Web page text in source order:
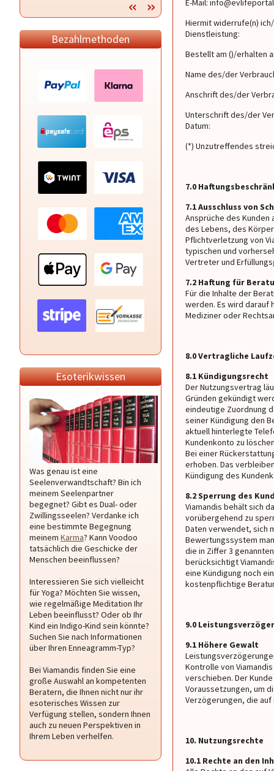
Bezahlmethoden
Esoterikwissen
Was genau ist eine
Seelenverwandtschaft? Bin ich
meinem Seelenpartner
begegnet? Gibt es Dual- oder
Zwillingsseelen? Verdanke ich
eine bestimmte Begegnung
meinem Karma? Kann Voodoo
tatsächlich die Geschicke der
Menschen beeinflussen?
Interessieren Sie sich vielleicht
für Yoga? Möchten Sie wissen,
wie regelmäßige Meditation Ihr
Leben beeinflusst? Oder ob Ihr
Kind ein Indigo-Kind sein könnte?
Suchen Sie nach Informationen
über Ihren Enneagramm-Typ?
Bei Viamandis finden Sie eine
große Auswahl an kompetenten
Beratern, die Ihnen nicht nur ihr
esoterisches Wissen zur
Verfügung stellen, sondern Ihnen
auch zu neuen Perspektiven in
Ihrem Leben verhelfen.
E-Mail:
Hiermit widerrufe(n)
Dienstleistung:
Bestellt am ()/erhalten
Name des/der
Anschrift des/der
Unterschrift des/der
Datum:
(*) Unzutreffendes
7.0
7.1 Ausschluss von
Ansprüche des
des Lebens, des
Pflichtverletzung von
typischen und
Vertreter und
7.2 Haftung für
Für die Inhalte der
werden. Es wird darauf
Mediziner oder
8.0 Vertragliche
8.1 Kündigungsrecht
Der Nutzungsvertrag
Gründen gekündigt
eindeutige Zuordnung
seiner Kündigung den
aktuell hinterlegte
Kundenkonto zu
Bei einer
erhoben. Das
Kündigung des
8.2 Sperrung des
Viamandis behält sich
vorübergehend zu
Daten verwendet, sich
Bewertungssystem
die in Ziffer 3
berücksichtigt
eine Kündigung noch
kostenpflichtige
9.0
9.1 Höhere Gewalt
Kontrolle von
verschieben. Der
Voraussetzungen, um
Verzögerungen, die
10. Nutzungsrechte
10.1 Rechte an den